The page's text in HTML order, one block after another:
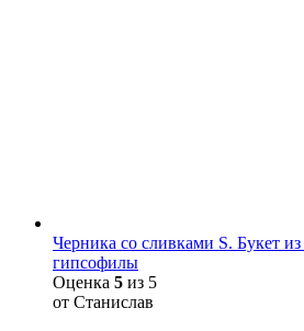
Черника со сливками S. Букет
гипсофилы
Оценка 5 из 5
от Станислав